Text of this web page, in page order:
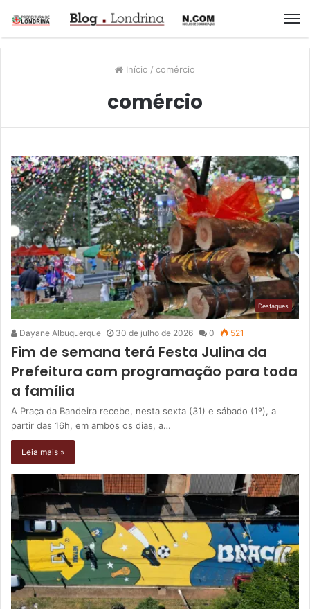
Início / comércio
comércio
Destaques
Dayane Albuquerque 30 de julho de 2026 0 521
Fim de semana terá Festa Julina da
Prefeitura com programação para toda
a família
A Praça da Bandeira recebe, nesta sexta (31) e sábado (1º), a
partir das 16h, em ambos os dias, a…
Leia mais »